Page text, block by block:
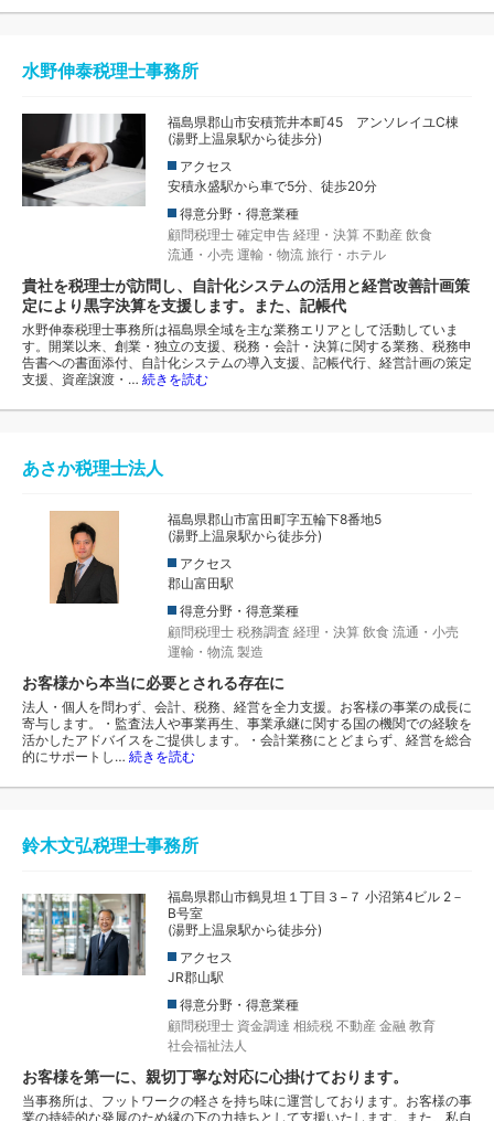
水野伸泰税理士事務所
福島県郡山市安積荒井本町45 アンソレイユC棟
(湯野上温泉駅から徒歩分)
アクセス
安積永盛駅から車で5分、徒歩20分
得意分野・得意業種
顧問税理士 確定申告 経理・決算 不動産 飲食
流通・小売 運輸・物流 旅行・ホテル
貴社を税理士が訪問し、自計化システムの活用と経営改善計画策
定により黒字決算を支援します。また、記帳代
水野伸泰税理士事務所は福島県全域を主な業務エリアとして活動していま
す。開業以来、創業・独立の支援、税務・会計・決算に関する業務、税務申
告書への書面添付、自計化システムの導入支援、記帳代行、経営計画の策定
支援、資産譲渡・… 続きを読む
あさか税理士法人
福島県郡山市富田町字五輪下8番地5
(湯野上温泉駅から徒歩分)
アクセス
郡山富田駅
得意分野・得意業種
顧問税理士 税務調査 経理・決算 飲食 流通・小売
運輸・物流 製造
お客様から本当に必要とされる存在に
法人・個人を問わず、会計、税務、経営を全力支援。お客様の事業の成長に
寄与します。・監査法人や事業再生、事業承継に関する国の機関での経験を
活かしたアドバイスをご提供します。・会計業務にとどまらず、経営を総合
的にサポートし… 続きを読む
鈴木文弘税理士事務所
福島県郡山市鶴見坦１丁目３−７ 小沼第4ビル 2－
B号室
(湯野上温泉駅から徒歩分)
アクセス
JR郡山駅
得意分野・得意業種
顧問税理士 資金調達 相続税 不動産 金融 教育
社会福祉法人
お客様を第一に、親切丁寧な対応に心掛けております。
当事務所は、フットワークの軽さを持ち味に運営しております。お客様の事
業の持続的な発展のため縁の下の力持ちとして支援いたします。また、私自